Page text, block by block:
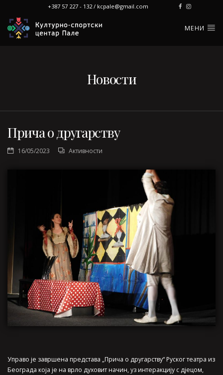
+387 57 227 - 132 / kcpale@gmail.com
МЕНИ
Новости
Прича о другарству
16/05/2023 Активности
Управо је завршена представа „Прича о другарству“ Руског театра из
Београда која је на врло духовит начин, уз интеракцију с дјецом,